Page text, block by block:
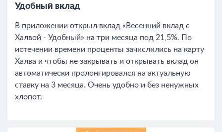
Удобный вклад
В приложении открыл вклад «Весенний вклад с
Халвой - Удобный» на три месяца под 21,5%. По
истечении времени проценты зачислились на карту
Халва и чтобы не закрывать и открывать вклад он
автоматически пролонгировался на актуальную
ставку на 3 месяца. Очень удобно и без ненужных
хлопот.